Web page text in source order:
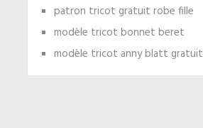
patron tricot gratuit robe fille
modèle tricot bonnet beret
modèle tricot anny blatt gratuit